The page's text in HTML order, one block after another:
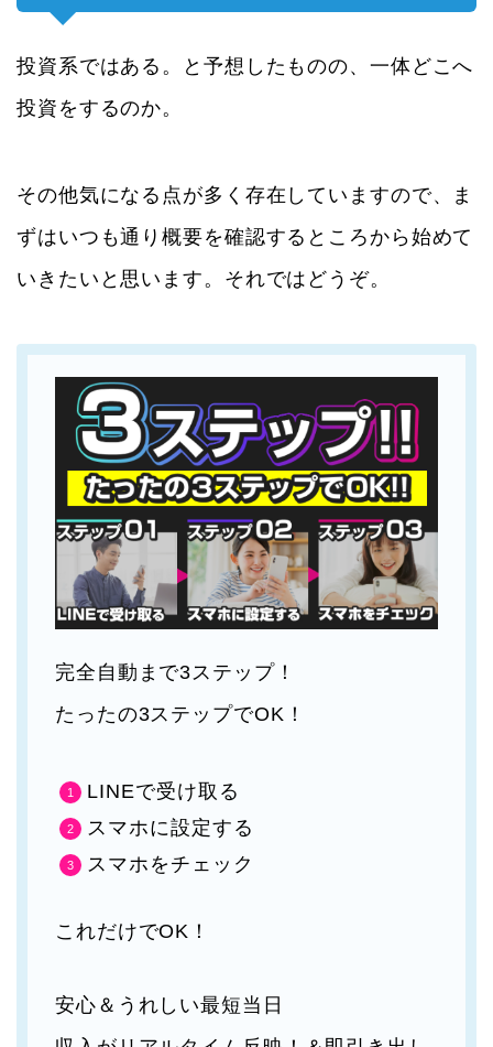
投資系ではある。と予想したものの、一体どこへ
投資をするのか。
その他気になる点が多く存在していますので、ま
ずはいつも通り概要を確認するところから始めて
いきたいと思います。それではどうぞ。
完全自動まで3ステップ！
たったの3ステップでOK！
LINEで受け取る
スマホに設定する
スマホをチェック
これだけでOK！
安心＆うれしい最短当日